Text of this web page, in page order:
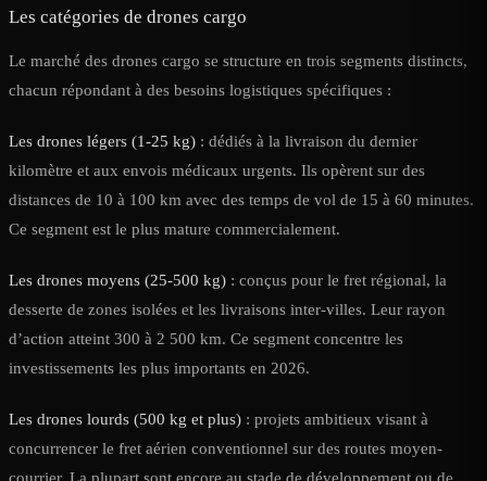
Les catégories de drones cargo
Le marché des drones cargo se structure en trois segments distincts,
chacun répondant à des besoins logistiques spécifiques :
Les drones légers (1-25 kg) : dédiés à la livraison du dernier
kilomètre et aux envois médicaux urgents. Ils opèrent sur des
distances de 10 à 100 km avec des temps de vol de 15 à 60 minutes.
Ce segment est le plus mature commercialement.
Les drones moyens (25-500 kg) : conçus pour le fret régional, la
desserte de zones isolées et les livraisons inter-villes. Leur rayon
d’action atteint 300 à 2 500 km. Ce segment concentre les
investissements les plus importants en 2026.
Les drones lourds (500 kg et plus) : projets ambitieux visant à
concurrencer le fret aérien conventionnel sur des routes moyen-
courrier. La plupart sont encore au stade de développement ou de